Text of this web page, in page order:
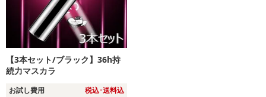
【3本セット/ブラック】36h持
続力マスカラ
お試し費用 税込･送料込